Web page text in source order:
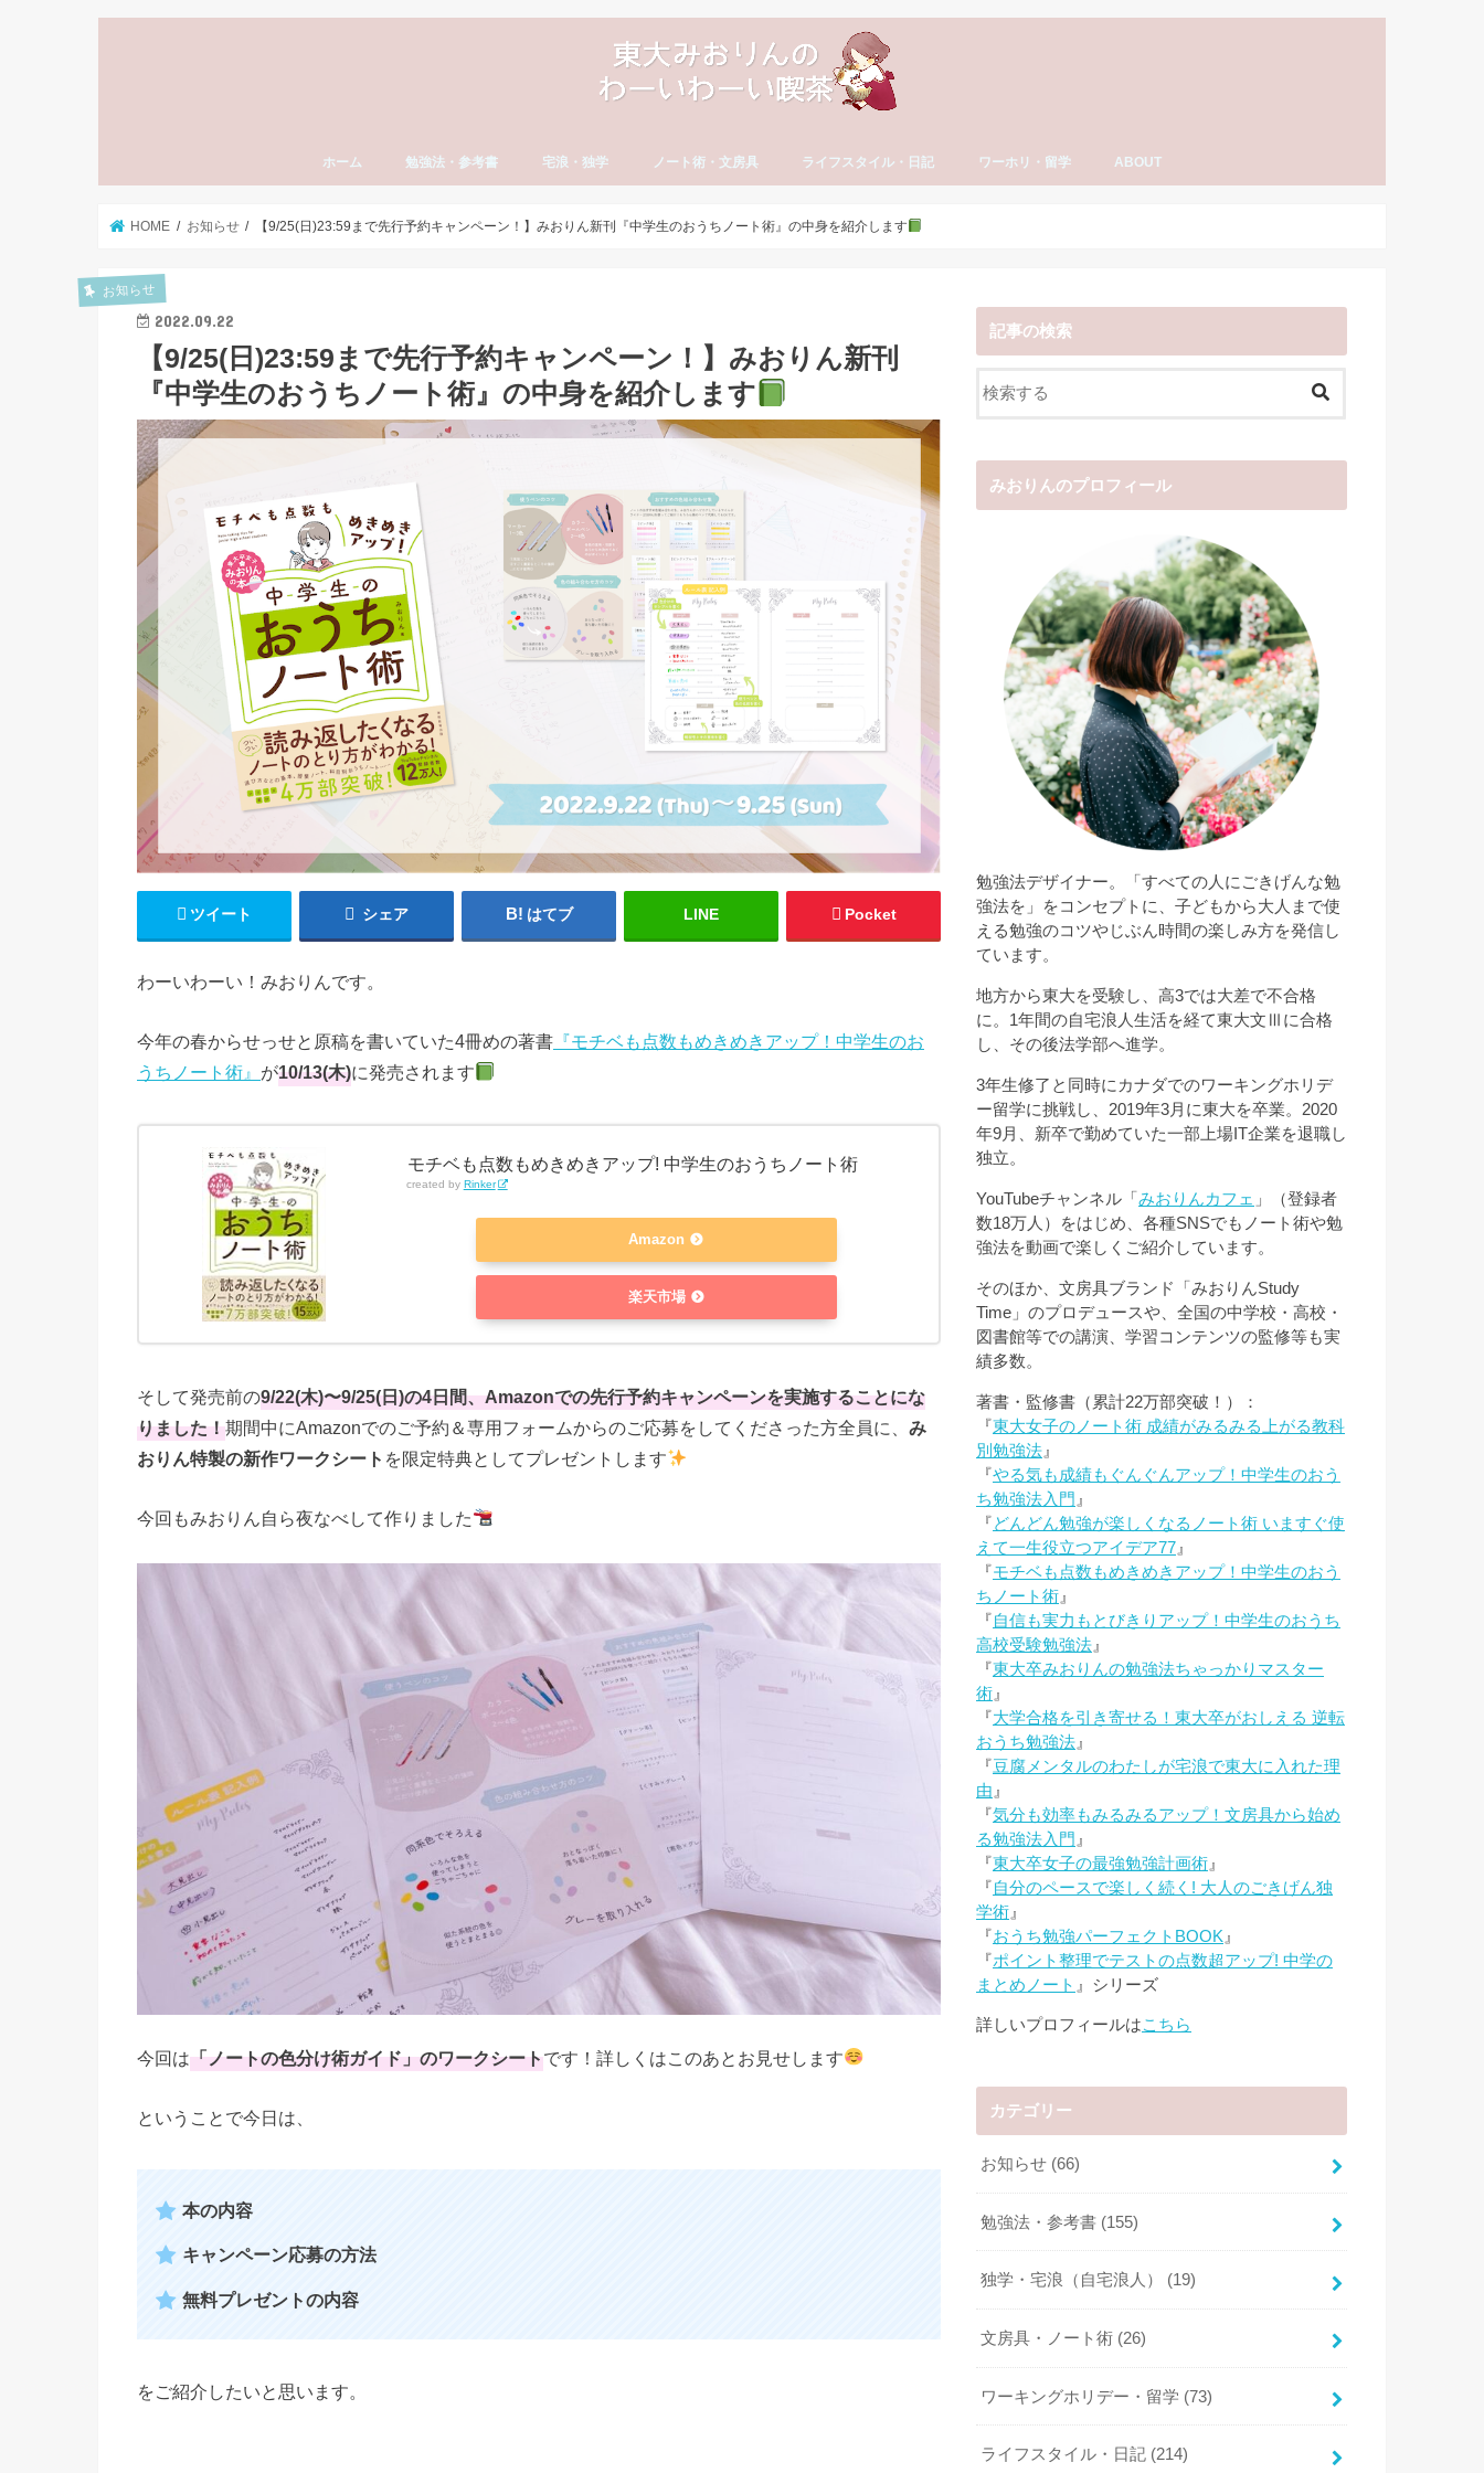
ホーム 勉強法・参考書 宅浪・独学 ノート術・文房具 ライフスタイル・日記 ワーホリ・留学 ABOUT
HOME お知らせ 【9/25(日)23:59まで先行予約キャンペーン！】みおりん新刊『中学生のおうちノート術』の中身を紹介します
お知らせ
2022.09.22
【9/25(日)23:59まで先行予約キャンペーン！】みおりん新刊
『中学生のおうちノート術』の中身を紹介します
ツイート シェア はてブ LINE Pocket
わーいわーい！みおりんです。
今年の春からせっせと原稿を書いていた4冊めの著書 『モチベも点数もめきめきアップ！中学生のお
うちノート術』 が10/13(木)に発売されます
モチベも点数もめきめきアップ! 中学生のおうちノート術
created by Rinker
Amazon
楽天市場
そして発売前の9/22(木)〜9/25(日)の4日間、Amazonでの先行予約キャンペーンを実施することにな
りました！期間中にAmazonでのご予約＆専用フォームからのご応募をしてくださった方全員に、 み
おりん特製の新作ワークシート を限定特典としてプレゼントします
今回もみおりん自ら夜なべして作りました
今回は「ノートの色分け術ガイド」のワークシートです！詳しくはこのあとお見せします
ということで今日は、
本の内容
キャンペーン応募の方法
無料プレゼントの内容
をご紹介したいと思います。
記事の検索
みおりんのプロフィール
勉強法デザイナー。「すべての人にごきげんな勉
強法を」をコンセプトに、子どもから大人まで使
える勉強のコツやじぶん時間の楽しみ方を発信し
ています。
地方から東大を受験し、高3では大差で不合格
に。1年間の自宅浪人生活を経て東大文Ⅲに合格
し、その後法学部へ進学。
3年生修了と同時にカナダでのワーキングホリデ
ー留学に挑戦し、2019年3月に東大を卒業。2020
年9月、新卒で勤めていた一部上場IT企業を退職し
独立。
YouTubeチャンネル「 みおりんカフェ 」（登録者
数18万人）をはじめ、各種SNSでもノート術や勉
強法を動画で楽しくご紹介しています。
そのほか、文房具ブランド「みおりんStudy
Time」のプロデュースや、全国の中学校・高校・
図書館等での講演、学習コンテンツの監修等も実
績多数。
著書・監修書（累計22万部突破！）：
『東大女子のノート術 成績がみるみる上がる教科
別勉強法 』
『やる気も成績もぐんぐんアップ！中学生のおう
ち勉強法入門 』
『どんどん勉強が楽しくなるノート術 いますぐ使
えて一生役立つアイデア77 』
『モチベも点数もめきめきアップ！中学生のおう
ちノート術 』
『自信も実力もとびきりアップ！中学生のおうち
高校受験勉強法 』
『東大卒みおりんの勉強法ちゃっかりマスター
術 』
『大学合格を引き寄せる！東大卒がおしえる 逆転
おうち勉強法 』
『豆腐メンタルのわたしが宅浪で東大に入れた理
由 』
『気分も効率もみるみるアップ！文房具から始め
る勉強法入門 』
『東大卒女子の最強勉強計画術 』
『自分のペースで楽しく続く! 大人のごきげん独
学術 』
『おうち勉強パーフェクトBOOK 』
『ポイント整理でテストの点数超アップ! 中学の
まとめノート 』シリーズ
詳しいプロフィールはこちら
カテゴリー
お知らせ (66)
勉強法・参考書 (155)
独学・宅浪（自宅浪人） (19)
文房具・ノート術 (26)
ワーキングホリデー・留学 (73)
ライフスタイル・日記 (214)